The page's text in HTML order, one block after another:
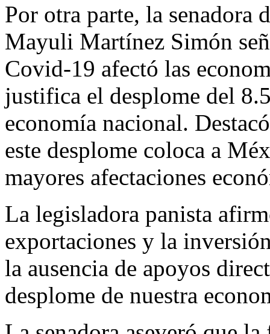
Por otra parte, la senadora
Mayuli Martínez Simón
Covid-19 afectó las
justifica el desplome del
economía nacional.
este desplome coloca a
mayores afectaciones
La legisladora panista
exportaciones y la
la ausencia de apoyos
desplome de nuestra